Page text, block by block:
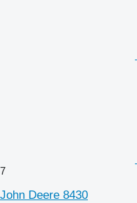
7
John Deere 8430